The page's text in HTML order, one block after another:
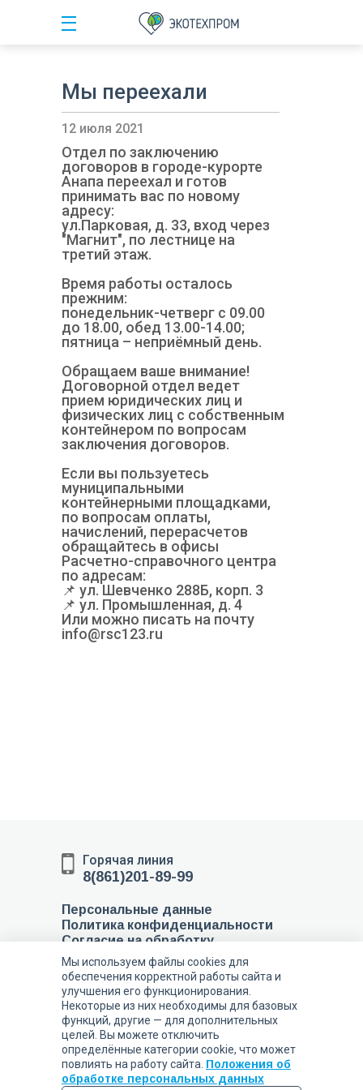
Мы переехали
12 июля 2021
Отдел по заключению
договоров в городе-курорте
Анапа переехал и готов
принимать вас по новому
адресу:
ул.Парковая, д. 33, вход через
"Магнит", по лестнице на
третий этаж.
Время работы осталось
прежним:
понедельник-четверг с 09.00
до 18.00, обед 13.00-14.00;
пятница – неприёмный день.
Обращаем ваше внимание!
Договорной отдел ведет
прием юридических лиц и
физических лиц с собственным
контейнером по вопросам
заключения договоров.
Если вы пользуетесь
муниципальными
контейнерными площадками,
по вопросам оплаты,
начислений, перерасчетов
обращайтесь в офисы
Расчетно-справочного центра
по адресам:
📌 ул. Шевченко 288Б, корп. 3
📌 ул. Промышленная, д. 4
Или можно писать на почту
info@rsc123.ru
Горячая линия
8(861)201-89-99
Персональные данные
Политика конфиденциальности
Согласие на обработку
персональных данных
Соглашение об обработке
персональных данных
353451, Российская
Федерация,
Краснодарский
край,
муниципальный
Мы используем файлы cookies для
обеспечения корректной работы сайта и
улучшения его функционирования.
Некоторые из них необходимы для базовых
функций, другие — для дополнительных
целей. Вы можете отключить
определённые категории cookie, что может
повлиять на работу сайта. Положения об
обработке персональных данных